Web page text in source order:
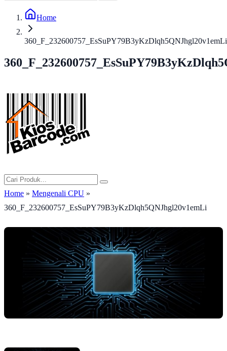
Home
360_F_232600757_EsSuPY79B3yKzDlqh5QNJhgl20v1emLi
Home » Mengenali CPU »
360_F_232600757_EsSuPY79B3yKzDlqh5QNJhgl20v1emLi